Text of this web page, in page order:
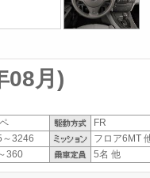
08月)
FR
3246
フロア6MT
360
5名 他